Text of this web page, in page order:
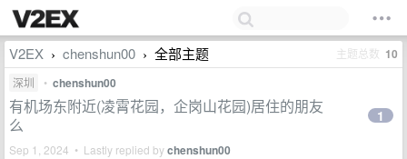
V2EX › chenshun00 › 全部主题 主题总数 10
深圳 • chenshun00
有机场东附近(凌霄花园，企岗山花园)居住的朋友
么
Sep 1, 2024 • Lastly replied bychenshun00
1